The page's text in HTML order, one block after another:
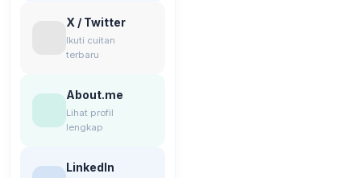
X / Twitter
Ikuti cuitan
terbaru
About.me
Lihat profil
lengkap
LinkedIn